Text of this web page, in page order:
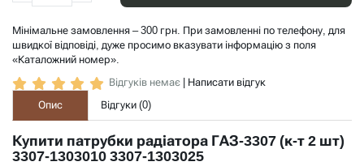
Мінімальне замовлення – 300 грн. При замовленні по телефону, для
швидкої відповіді, дуже просимо вказувати інформацію з поля
«Каталожний номер».
Відгуків немає
Написати відгук
Опис
Відгуки (0)
Купити патрубки радіатора ГАЗ-3307 (к-т 2 шт)
3307-1303010 3307-1303025